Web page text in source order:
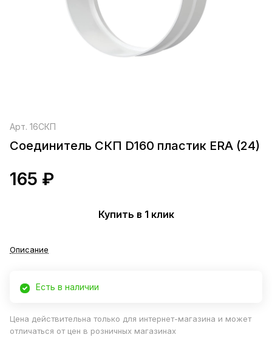
Арт. 16СКП
Соединитель СКП D160 пластик ERA (24)
165 ₽
Купить в 1 клик
Описание
Есть в наличии
Цена действительна только для интернет-магазина и может
отличаться от цен в розничных магазинах